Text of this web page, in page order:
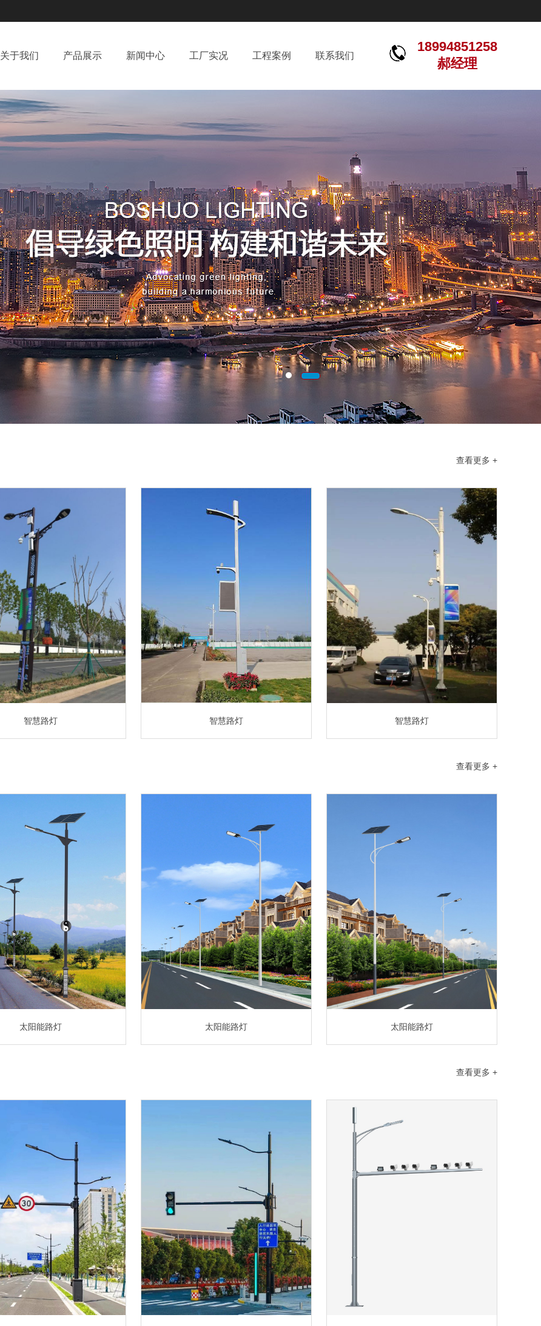
关于我们 产品展示 新闻中心 工厂实况 工程案例 联系我们
18994851258
郝经理
查看更多 +
智慧路灯 智慧路灯 智慧路灯
查看更多 +
太阳能路灯 太阳能路灯 太阳能路灯
查看更多 +